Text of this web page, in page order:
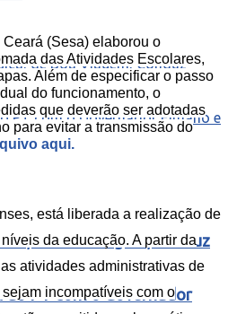
de Boa Viagem, Conduz
do PT com o Governador
(Sesa) elaborou o
das Atividades Escolares,
Além de especificar o passo
do funcionamento, o
que deverão ser adotadas
para evitar a transmissão do
aqui.
está liberada a realização de
da educação. A partir da
atividades administrativas de
incompatíveis com o